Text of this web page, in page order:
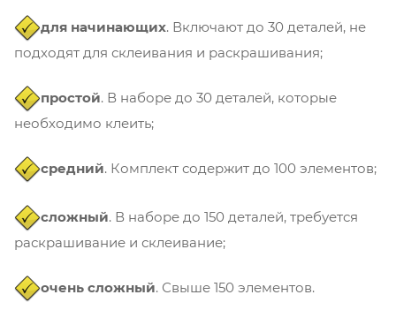
для начинающих. Включают до 30 деталей, не
подходят для склеивания и раскрашивания;
простой. В наборе до 30 деталей, которые
необходимо клеить;
средний. Комплект содержит до 100 элементов;
сложный. В наборе до 150 деталей, требуется
раскрашивание и склеивание;
очень сложный. Свыше 150 элементов.